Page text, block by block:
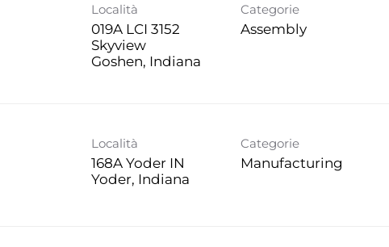
Località
019A LCI 3152
Skyview
Categorie
Assembly
Località
168A Yoder IN
Categorie
Manufacturing